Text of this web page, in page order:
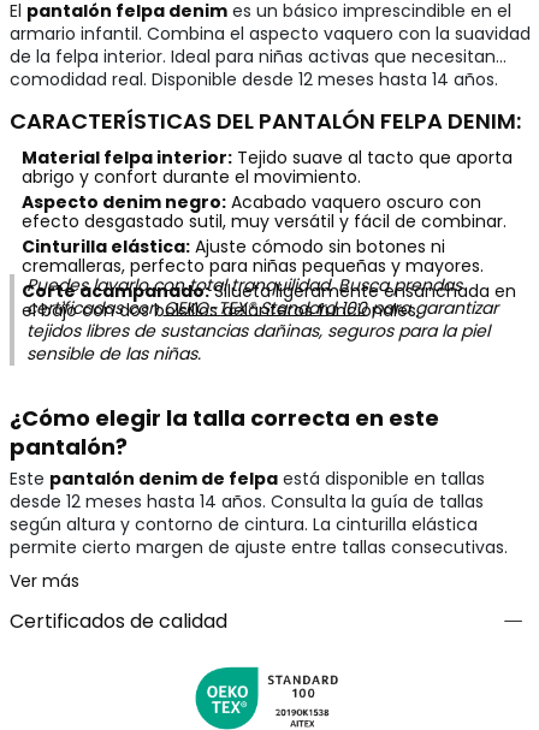
El pantalón felpa denimes un básico imprescindible en el
armario infantil. Combina el aspecto vaquero con la suavidad
de la felpa interior. Ideal para niñas activas que necesitan
comodidad real. Disponible desde 12 meses hasta 14 años.
CARACTERÍSTICAS DEL PANTALÓN FELPA DENIM:
Material felpa interior:Tejido suave al tacto que aporta
abrigo y confort durante el movimiento.
Aspecto denim negro:Acabado vaquero oscuro con
efecto desgastado sutil, muy versátil y fácil de combinar.
Cinturilla elástica:Ajuste cómodo sin botones ni
cremalleras, perfecto para niñas pequeñas y mayores.
Corte acampanado:Silueta ligeramente ensanchada en
el bajo con dos bolsillos delanteros funcionales.
Puedes lavarlo con total tranquilidad. Busca prendas
certificadas conOEKO-TEX® Standard 100para garantizar
tejidos libres de sustancias dañinas, seguros para la piel
sensible de las niñas.
¿Cómo elegir la talla correcta en este
pantalón?
Este pantalón denim de felpaestá disponible en tallas
desde 12 meses hasta 14 años. Consulta la guía de tallas
según altura y contorno de cintura. La cinturilla elástica
permite cierto margen de ajuste entre tallas consecutivas.
Ver más
Certificados de calidad